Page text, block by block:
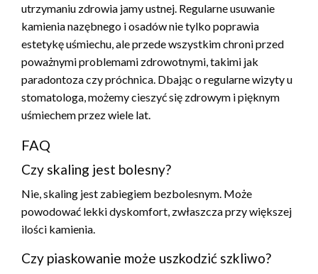
utrzymaniu zdrowia jamy ustnej. Regularne usuwanie
kamienia nazębnego i osadów nie tylko poprawia
estetykę uśmiechu, ale przede wszystkim chroni przed
poważnymi problemami zdrowotnymi, takimi jak
paradontoza czy próchnica. Dbając o regularne wizyty u
stomatologa, możemy cieszyć się zdrowym i pięknym
uśmiechem przez wiele lat.
FAQ
Czy skaling jest bolesny?
Nie, skaling jest zabiegiem bezbolesnym. Może
powodować lekki dyskomfort, zwłaszcza przy większej
ilości kamienia.
Czy piaskowanie może uszkodzić szkliwo?